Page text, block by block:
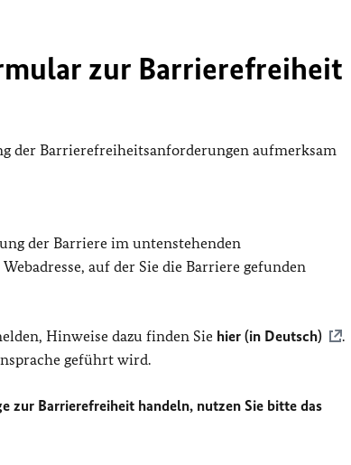
zur Barrierefreiheit
der Barrierefreiheitsanforderungen aufmerksam
der Barriere im untenstehenden
auf der Sie die Barriere gefunden
Hinweise dazu finden Sie hier (in Deutsch)
.
geführt wird.
zur Barrierefreiheit handeln, nutzen Sie bitte das